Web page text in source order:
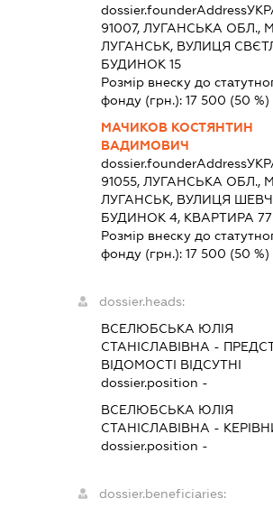
dossier.founderAddress
91007, ЛУГАНСЬКА ОБЛ.,
ЛУГАНСЬК, ВУЛИЦЯ
БУДИНОК 15
Розмір внеску до
фонду (грн.):17 500 (50 %)
МАЧИКОВ КОСТЯНТИН
ВАДИМОВИЧ
dossier.founderAddress
91055, ЛУГАНСЬКА ОБЛ.,
ЛУГАНСЬК, ВУЛИЦЯ
БУДИНОК 4, КВАРТИРА 77
Розмір внеску до
фонду (грн.):17 500 (50 %)
dossier.heads:
ВСЕЛЮБСЬКА ЮЛІЯ
СТАНІСЛАВІВНА -
ВІДОМОСТІ ВІДСУТНІ
dossier.position -
ВСЕЛЮБСЬКА ЮЛІЯ
СТАНІСЛАВІВНА -
dossier.position -
dossier.beneficiaries: